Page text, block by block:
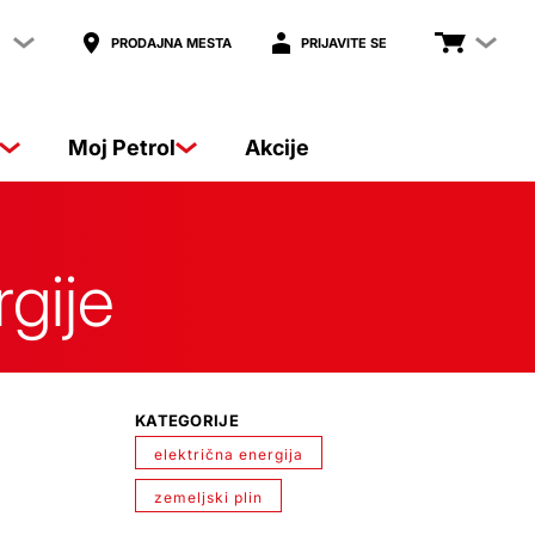
PRODAJNA MESTA PRIJAVITE SE
Moj Petrol Akcije
KATEGORIJE
električna energija
zemeljski plin